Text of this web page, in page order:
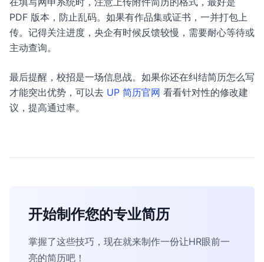
PDF 版本，防止乱码。如果有作品集或证书，一并打包上
传。记得关注进度，央企有时候反馈较慢，需要耐心等待或
主动查询。
最后提醒，校招是一场信息战。如果你还在纠结简历怎么写
才能突出优势，可以去 UP 简历官网 看看针对性的修改建
议，提高通过率。
开始制作您的专业简历
掌握了这些技巧，现在就来制作一份让HR眼前一
亮的简历吧！